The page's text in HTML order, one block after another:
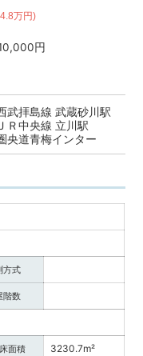
万円)
円
武拝島線 武蔵砂川駅
ＪＲ中央線 立川駅
央道青梅インター
方式
階数
面積 3230.7m²